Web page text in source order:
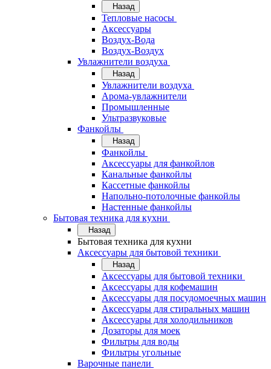
Назад
Тепловые насосы
Аксессуары
Воздух-Вода
Воздух-Воздух
Увлажнители воздуха
Назад
Увлажнители воздуха
Арома-увлажнители
Промышленные
Ультразвуковые
Фанкойлы
Назад
Фанкойлы
Аксессуары для фанкойлов
Канальные фанкойлы
Кассетные фанкойлы
Напольно-потолочные фанкойлы
Настенные фанкойлы
Бытовая техника для кухни
Назад
Бытовая техника для кухни
Аксессуары для бытовой техники
Назад
Аксессуары для бытовой техники
Аксессуары для кофемашин
Аксессуары для посудомоечных машин
Аксессуары для стиральных машин
Аксессуары для холодильников
Дозаторы для моек
Фильтры для воды
Фильтры угольные
Варочные панели